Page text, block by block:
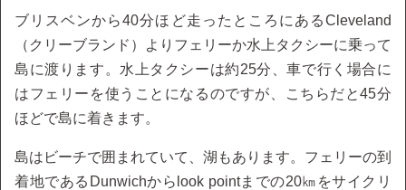
ブリスベンから40分ほど走ったところにあるCleveland
（クリーブランド）よりフェリーか水上タクシーに乗って
島に渡ります。水上タクシーは約25分、車で行く場合に
はフェリーを使うことになるのですが、こちらだと45分
ほどで島に着きます。
島はビーチで囲まれていて、湖もあります。フェリーの到
着地であるDunwichからlook pointまでの20㎞をサイクリ